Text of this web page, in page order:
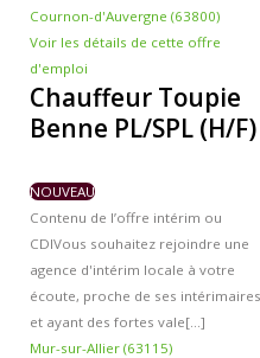
Cournon-d'Auvergne (63800)
Voir les détails de cette offre
d'emploi
Chauffeur Toupie
Benne PL/SPL (H/F)
NOUVEAU
Contenu de l’offre intérim ou
CDIVous souhaitez rejoindre une
agence d'intérim locale à votre
écoute, proche de ses intérimaires
et ayant des fortes vale[...]
Mur-sur-Allier (63115)